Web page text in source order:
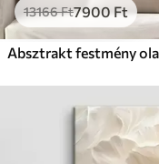
13166Ft7900Ft